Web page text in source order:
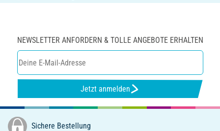
NEWSLETTER ANFORDERN & TOLLE ANGEBOTE ERHALTEN
Jetzt anmelden
Sichere Bestellung